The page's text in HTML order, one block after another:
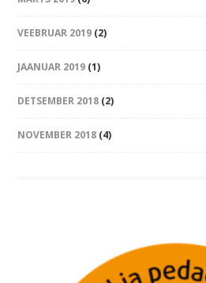
VEEBRUAR 2019 (2)
JAANUAR 2019 (1)
DETSEMBER 2018 (2)
NOVEMBER 2018 (4)